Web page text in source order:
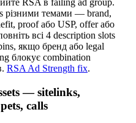
різними темами — brand,
proof або USP, offer або
всі 4 description slots
якщо бренд або legal
блокує combination
RSA Ad Strength fix.
— sitelinks,
calls